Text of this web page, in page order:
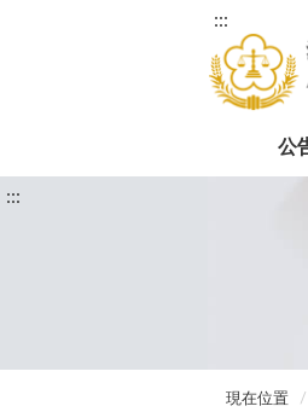
:::
公
:::
現在位置